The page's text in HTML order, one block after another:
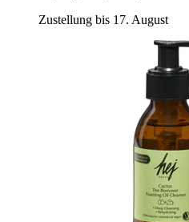
Zustellung bis 17. August